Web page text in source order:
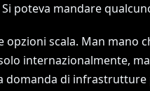
poteva mandare
opzioni scala. Man mano
internazionalmente,
domanda di infrastrutture